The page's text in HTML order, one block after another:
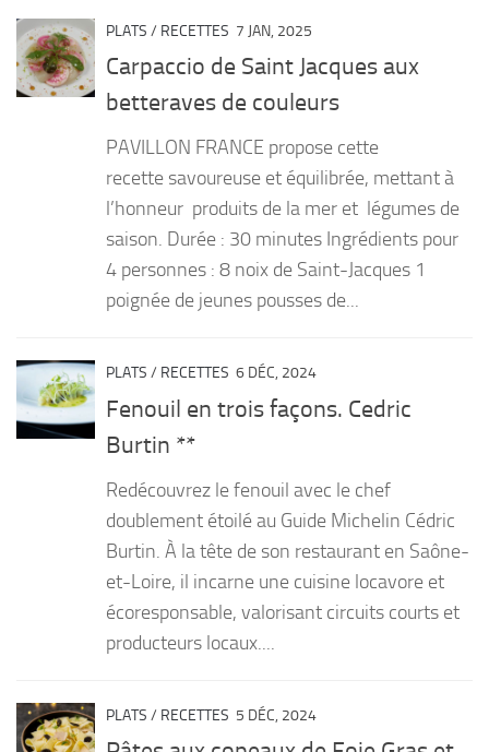
PLATS / RECETTES 7 JAN, 2025
Carpaccio de Saint Jacques aux
betteraves de couleurs
PAVILLON FRANCE propose cette
recette savoureuse et équilibrée, mettant à
l’honneur produits de la mer et légumes de
saison. Durée : 30 minutes Ingrédients pour
4 personnes : 8 noix de Saint-Jacques 1
poignée de jeunes pousses de...
PLATS / RECETTES 6 DÉC, 2024
Fenouil en trois façons. Cedric
Burtin **
Redécouvrez le fenouil avec le chef
doublement étoilé au Guide Michelin Cédric
Burtin. À la tête de son restaurant en Saône-
et-Loire, il incarne une cuisine locavore et
écoresponsable, valorisant circuits courts et
producteurs locaux....
PLATS / RECETTES 5 DÉC, 2024